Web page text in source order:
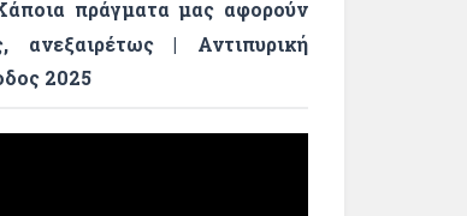
πράγματα μας αφορούν
ανεξαιρέτως | Αντιπυρική
2025